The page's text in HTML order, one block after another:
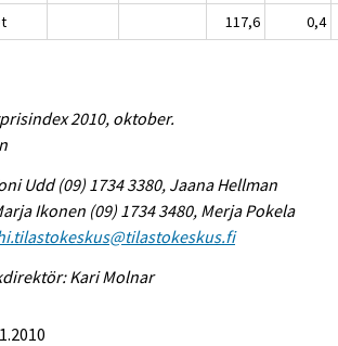
117,6 0,4
2010, oktober.
Udd (09) 1734 3380, Jaana Hellman
Ikonen (09) 1734 3480, Merja Pokela
Kari Molnar